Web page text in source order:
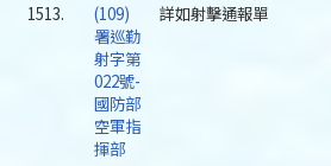
1513.
(109)
署巡勤
射字第
022號-
國防部
空軍指
揮部
詳如射擊通報單